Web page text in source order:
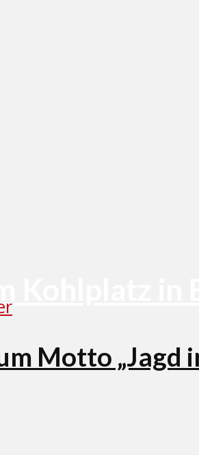
in
Motto „Jagd